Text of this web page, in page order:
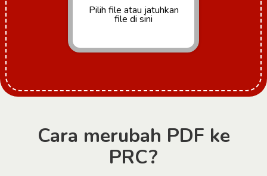
Pilih file atau jatuhkan
file di sini
Cara merubah PDF ke
PRC?